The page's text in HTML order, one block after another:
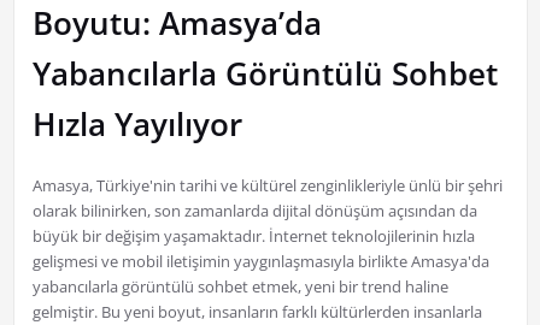
Boyutu: Amasya’da
Yabancılarla Görüntülü Sohbet
Hızla Yayılıyor
Amasya, Türkiye'nin tarihi ve kültürel zenginlikleriyle ünlü bir şehri
olarak bilinirken, son zamanlarda dijital dönüşüm açısından da
büyük bir değişim yaşamaktadır. İnternet teknolojilerinin hızla
gelişmesi ve mobil iletişimin yaygınlaşmasıyla birlikte Amasya'da
yabancılarla görüntülü sohbet etmek, yeni bir trend haline
gelmiştir. Bu yeni boyut, insanların farklı kültürlerden insanlarla